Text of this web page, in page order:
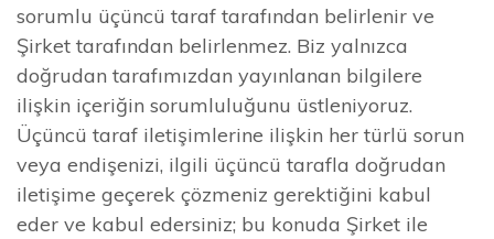
sorumlu üçüncü taraf tarafından belirlenir ve
Şirket tarafından belirlenmez. Biz yalnızca
doğrudan tarafımızdan yayınlanan bilgilere
ilişkin içeriğin sorumluluğunu üstleniyoruz.
Üçüncü taraf iletişimlerine ilişkin her türlü sorun
veya endişenizi, ilgili üçüncü tarafla doğrudan
iletişime geçerek çözmeniz gerektiğini kabul
eder ve kabul edersiniz; bu konuda Şirket ile